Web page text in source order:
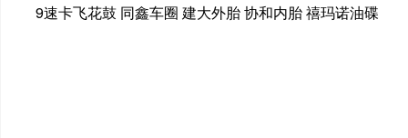
9速卡飞花鼓 同鑫车圈 建大外胎 协和内胎 禧玛诺油碟